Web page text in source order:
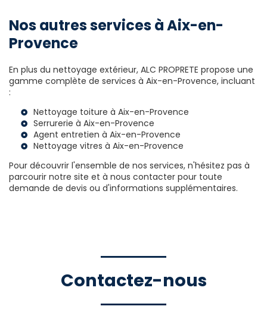
Nos autres services à Aix-en-
Provence
En plus du nettoyage extérieur, ALC PROPRETE propose une
gamme complète de services à Aix-en-Provence, incluant
:
Nettoyage toiture à Aix-en-Provence
Serrurerie à Aix-en-Provence
Agent entretien à Aix-en-Provence
Nettoyage vitres à Aix-en-Provence
Pour découvrir l'ensemble de nos services, n'hésitez pas à
parcourir notre site et à nous contacter pour toute
demande de devis ou d'informations supplémentaires.
Contactez-nous